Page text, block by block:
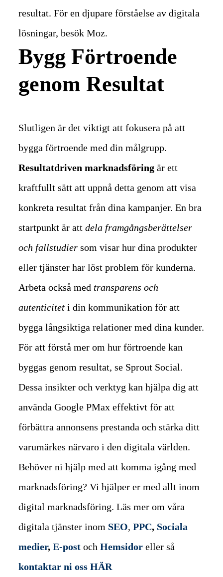
resultat. För en djupare förståelse av digitala
lösningar, besök Moz.
Bygg Förtroende
genom Resultat
Slutligen är det viktigt att fokusera på att
bygga förtroende med din målgrupp.
Resultatdriven marknadsföring är ett
kraftfullt sätt att uppnå detta genom att visa
konkreta resultat från dina kampanjer. En bra
startpunkt är attdela framgångsberättelser
och fallstudier som visar hur dina produkter
eller tjänster har löst problem för kunderna.
Arbeta också med transparens och
autenticitet i din kommunikation för att
bygga långsiktiga relationer med dina kunder.
För att förstå mer om hur förtroende kan
byggas genom resultat, se Sprout Social.
Dessa insikter och verktyg kan hjälpa dig att
använda Google PMax effektivt för att
förbättra annonsens prestanda och stärka ditt
varumärkes närvaro i den digitala världen.
Behöver ni hjälp med att komma igång med
marknadsföring? Vi hjälper er med allt inom
digital marknadsföring. Läs mer om våra
digitala tjänster inom SEO,PPC, Sociala
medier,E-post ochHemsidoreller så
kontaktar ni oss HÄR